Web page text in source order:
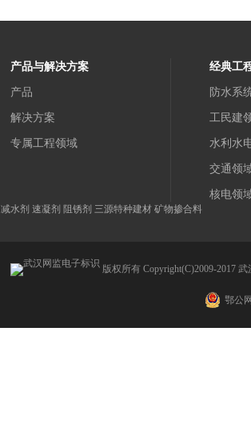
产品与解决方案
产品
解决方案
专属工程领域
经典工
防水系
工民建
水利水
交通领
核电领
水剂 速凝剂 阻锈剂 三源特种建材 矿物掺合料
版权所有 Copyright(C)2009-
鄂公